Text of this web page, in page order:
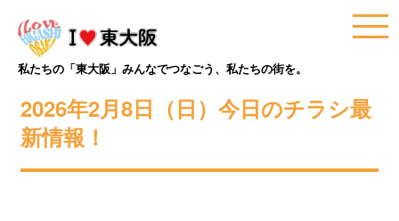
私たちの「東大阪」みんなでつなごう、私たちの街を。
2026年2月8日（日）今日のチラシ最
新情報！